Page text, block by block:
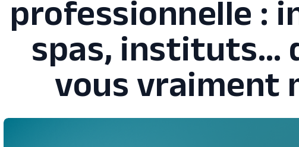
professionnelle :
spas, instituts…
vous vraiment